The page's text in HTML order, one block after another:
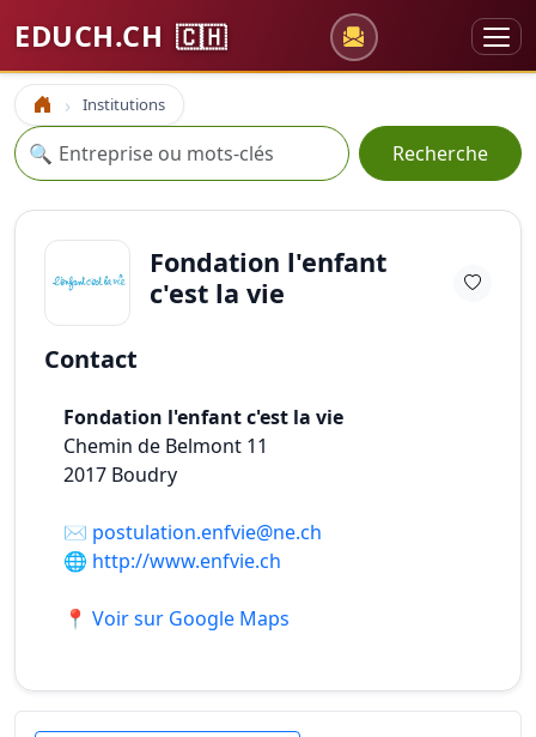
EDUCH.CH 🇨🇭
Accueil Institutions
Recherche
🔍 Recherche
Fondation l'enfant
c'est la vie
Contact
Fondation l'enfant c'est la vie
Chemin de Belmont 11
2017 Boudry
✉️ postulation.enfvie@ne.ch
🌐 http://www.enfvie.ch
📍 Voir sur Google Maps